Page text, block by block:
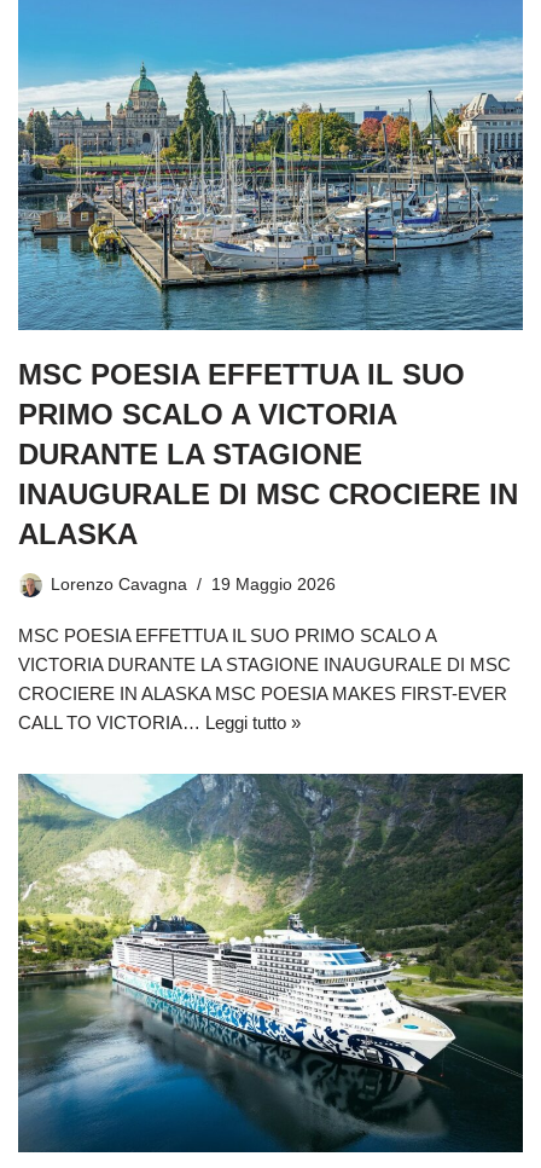
MSC POESIA EFFETTUA IL SUO
PRIMO SCALO A VICTORIA
DURANTE LA STAGIONE
INAUGURALE DI MSC CROCIERE IN
ALASKA
Lorenzo Cavagna 19 Maggio 2026
MSC POESIA EFFETTUA IL SUO PRIMO SCALO A
VICTORIA DURANTE LA STAGIONE INAUGURALE DI MSC
CROCIERE IN ALASKA MSC POESIA MAKES FIRST-EVER
CALL TO VICTORIA… Leggi tutto »